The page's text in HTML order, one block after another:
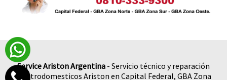
Service Ariston Argentina - Servicio técnico y reparación
electrodomesticos Ariston en Capital Federal, GBA Zona